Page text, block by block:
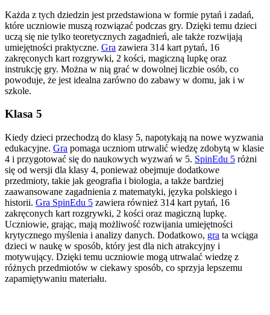
Każda z tych dziedzin jest przedstawiona w formie pytań i zadań,
które uczniowie muszą rozwiązać podczas gry. Dzięki temu dzieci
uczą się nie tylko teoretycznych zagadnień, ale także rozwijają
umiejętności praktyczne. Gra zawiera 314 kart pytań, 16
zakręconych kart rozgrywki, 2 kości, magiczną lupkę oraz
instrukcję gry. Można w nią grać w dowolnej liczbie osób, co
powoduje, że jest idealna zarówno do zabawy w domu, jak i w
szkole.
Klasa 5
Kiedy dzieci przechodzą do klasy 5, napotykają na nowe wyzwania
edukacyjne. Gra pomaga uczniom utrwalić wiedzę zdobytą w klasie
4 i przygotować się do naukowych wyzwań w 5. SpinEdu 5 różni
się od wersji dla klasy 4, ponieważ obejmuje dodatkowe
przedmioty, takie jak geografia i biologia, a także bardziej
zaawansowane zagadnienia z matematyki, języka polskiego i
historii. Gra SpinEdu 5 zawiera również 314 kart pytań, 16
zakręconych kart rozgrywki, 2 kości oraz magiczną lupkę.
Uczniowie, grając, mają możliwość rozwijania umiejętności
krytycznego myślenia i analizy danych. Dodatkowo, gra ta wciąga
dzieci w naukę w sposób, który jest dla nich atrakcyjny i
motywujący. Dzięki temu uczniowie mogą utrwalać wiedzę z
różnych przedmiotów w ciekawy sposób, co sprzyja lepszemu
zapamiętywaniu materiału.